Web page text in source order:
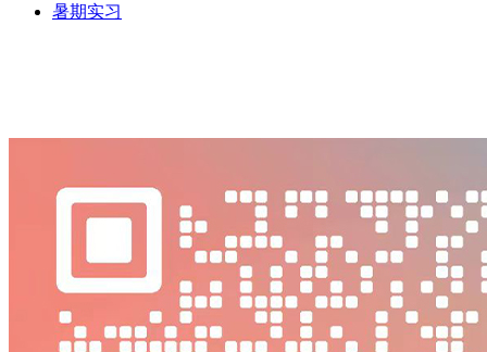
暑期实习